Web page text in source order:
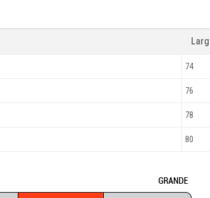
74
76
78
80